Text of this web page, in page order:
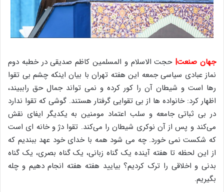
جهان صنعت| حجت الاسلام و المسلمین کاظم صدیقی در خطبه دوم
نماز عبادی سیاسی جمعه این هفته تهران با بیان اینکه چشم بی تقوا
رها است و شیطان آن را کور کرده و نمی تواند جمال حق راببیند،
اظهار کرد: خانواده ها از بی تقوایی گرفتار هستند. گوشی که تقوا ندارد
در بی ثباتی جامعه و سلب اعتماد مومنین به یکدیگر ایفای نقش
می‌کند و پس از آن نوکری شیطان را می‌کند. تقوا دژ و خانه ای است
که شکست نمی خورد. چه می شود همه با خدای خود عهد ببندیم که
از این لحظه تا هفته آینده یک گناه زبانی، یک گناه بصری، یک گناه
بدنی و اخلاقی را ترک کردیم؟ بیایید هفته هفته انجام دهیم و چله
بگیریم.